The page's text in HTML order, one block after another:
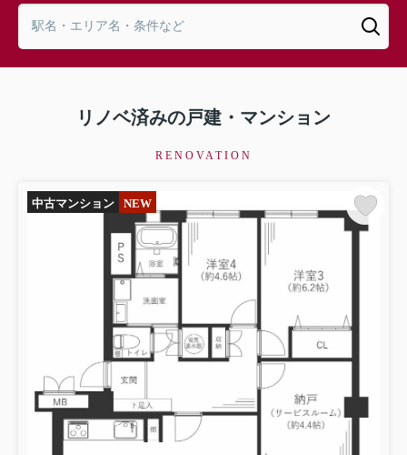
リノベ済みの戸建・マンション
RENOVATION
中古マンション NEW